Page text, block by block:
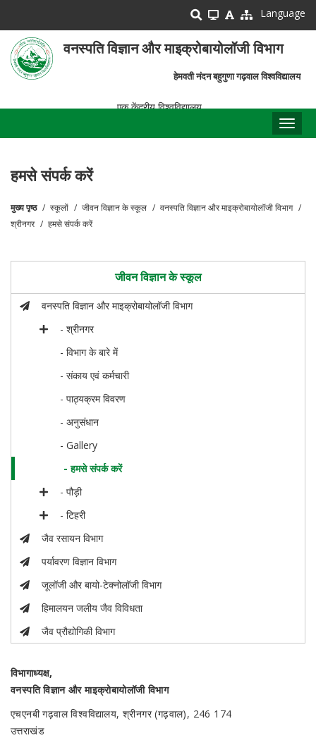
main
content
Language
वनस्पति विज्ञान और माइक्रोबायोलॉजी विभाग
हेमवती नंदन बहुगुणा गढ़वाल विश्वविद्यालय
एक केंद्रीय विश्वविद्यालय
हमसे संपर्क करें
पग
मुख्य पृष्ठ स्कूलों जीवन विज्ञान के स्कूल
वनस्पति विज्ञान और माइक्रोबायोलॉजी विभाग
श्रीनगर
हमसे संपर्क करें
जीवन विज्ञान के स्कूल
वनस्पति विज्ञान और माइक्रोबायोलॉजी विभाग
- श्रीनगर
- विभाग के बारे में
- संकाय एवं कर्मचारी
- पाठ्यक्रम विवरण
- अनुसंधान
- Gallery
- हमसे संपर्क करें
- पौड़ी
- टिहरी
जैव रसायन विभाग
पर्यावरण विज्ञान विभाग
जूलॉजी और बायो-टेक्नोलॉजी विभाग
हिमालयन जलीय जैव विविधता
जैव प्रौद्योगिकी विभाग
विभागाध्यक्ष,
वनस्पति विज्ञान और माइक्रोबायोलॉजी विभाग
एचएनबी गढ़वाल विश्वविद्यालय, श्रीनगर (गढ़वाल), 246 174
उत्तराखंड